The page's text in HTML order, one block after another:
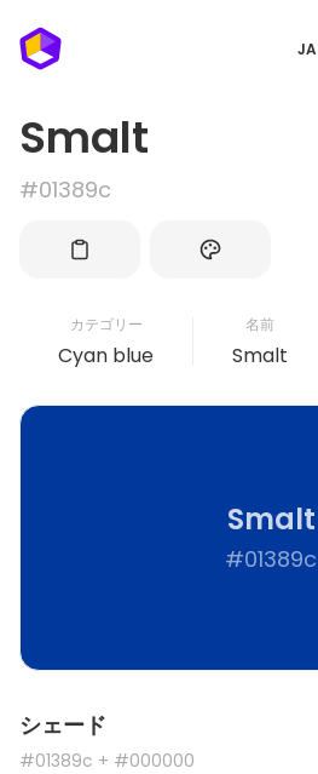
JA
Smalt
#01389c
カテゴリー
Cyan blue
名前
Smalt
Smalt
#01389c
シェード
#01389c + #000000